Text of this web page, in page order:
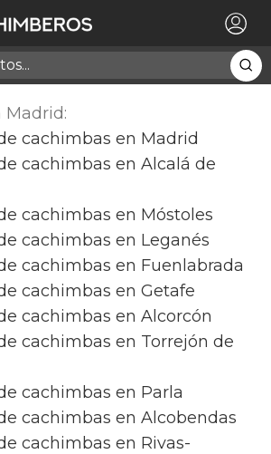
Madrid:
cachimbas en Madrid
cachimbas en Alcalá de
cachimbas en Móstoles
cachimbas en Leganés
cachimbas en Fuenlabrada
cachimbas en Getafe
cachimbas en Alcorcón
cachimbas en Torrejón de
cachimbas en Parla
cachimbas en Alcobendas
cachimbas en Rivas-
×
login para guardar productos en tu